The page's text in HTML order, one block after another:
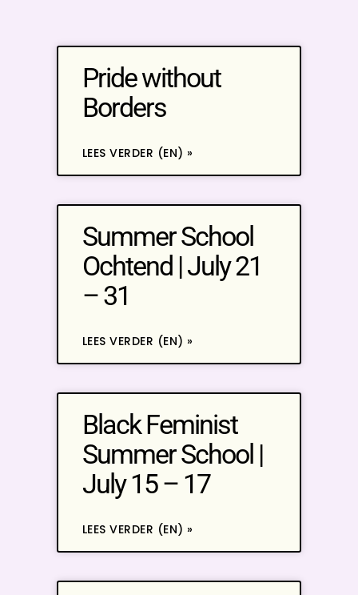
Pride without
Borders
LEES VERDER (EN) »
Summer School
Ochtend | July 21
– 31
LEES VERDER (EN) »
Black Feminist
Summer School |
July 15 – 17
LEES VERDER (EN) »